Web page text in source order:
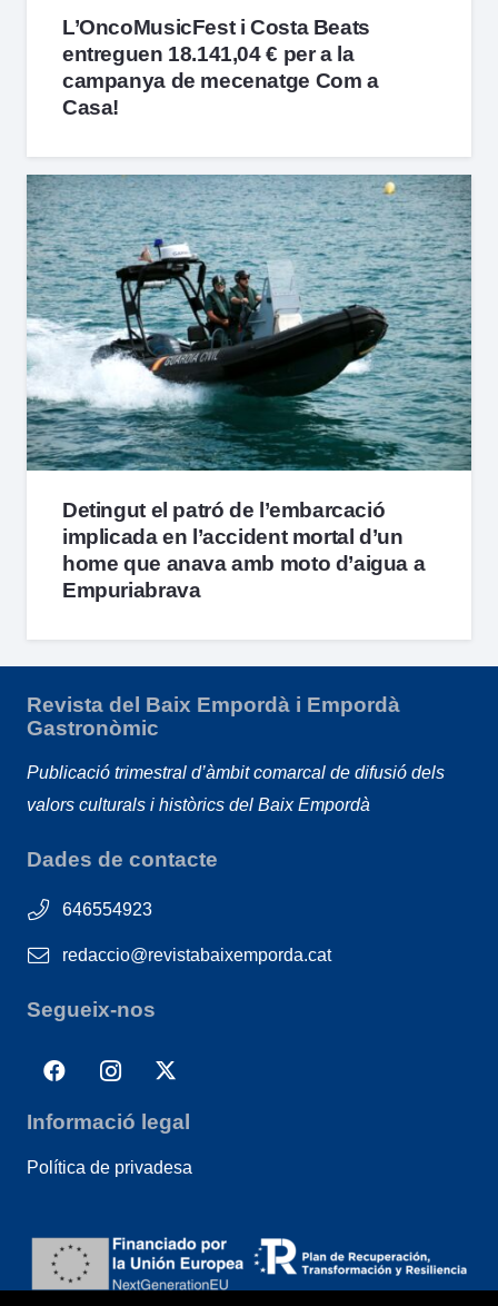
L’OncoMusicFest i Costa Beats
entreguen 18.141,04 € per a la
campanya de mecenatge Com a
Casa!
Detingut el patró de l’embarcació
implicada en l’accident mortal d’un
home que anava amb moto d’aigua a
Empuriabrava
Revista del Baix Empordà i Empordà
Gastronòmic
Publicació trimestral d’àmbit comarcal de difusió dels
valors culturals i històrics del Baix Empordà
Dades de contacte
646554923
redaccio@revistabaixemporda.cat
Segueix-nos
Informació legal
Política de privadesa